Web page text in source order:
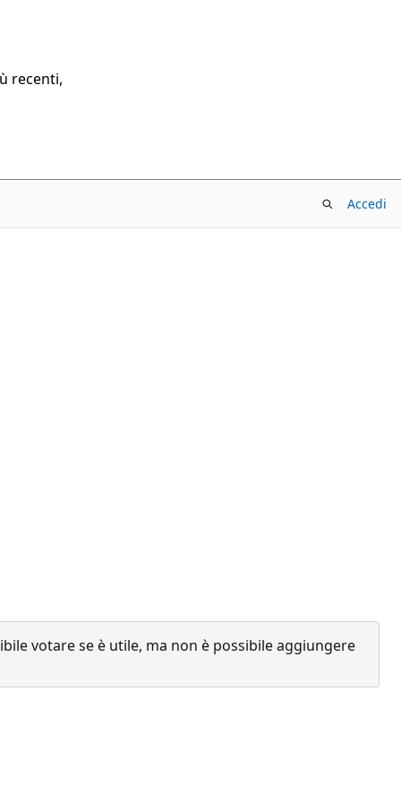
recenti,
Accedi
votare se è utile, ma non è possibile aggiungere